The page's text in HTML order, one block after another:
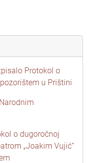
Protokol o
u Prištini
o dugoročnoj
„Joakim Vujić“